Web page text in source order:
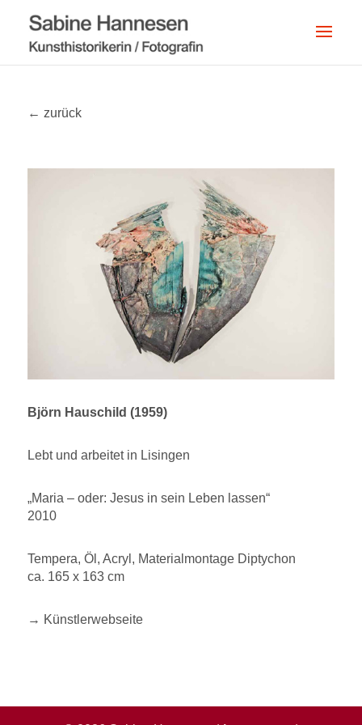
← zurück
Björn Hauschild (1959)
Lebt und arbeitet in Lisingen
„Maria – oder: Jesus in sein Leben lassen“
2010
Tempera, Öl, Acryl, Materialmontage Diptychon
ca. 165 x 163 cm
→ Künstlerwebseite